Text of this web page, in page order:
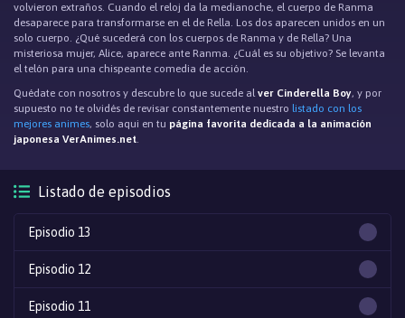
volvieron extraños. Cuando el reloj da la medianoche, el cuerpo de Ranma
desaparece para transformarse en el de Rella. Los dos aparecen unidos en un
solo cuerpo. ¿Qué sucederá con los cuerpos de Ranma y de Rella? Una
misteriosa mujer, Alice, aparece ante Ranma. ¿Cuál es su objetivo? Se levanta
el telón para una chispeante comedia de acción.
Quédate con nosotros y descubre lo que sucede alver Cinderella Boy, y por
supuesto no te olvidés de revisar constantemente nuestro listado con los
mejores animes, solo aqui en tu página favorita dedicada a la animación
japonesa VerAnimes.net.
Listado de episodios
Episodio 13
Episodio 12
Episodio 11